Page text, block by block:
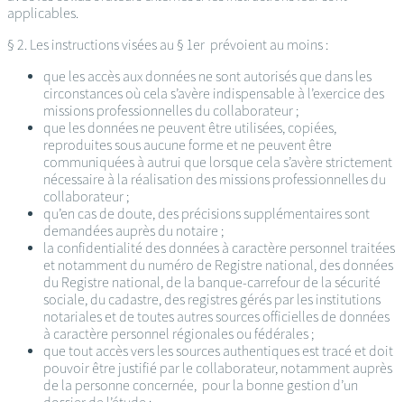
applicables.
§ 2. Les instructions visées au § 1er prévoient au moins :
que les accès aux données ne sont autorisés que dans les
circonstances où cela s’avère indispensable à l’exercice des
missions professionnelles du collaborateur ;
que les données ne peuvent être utilisées, copiées,
reproduites sous aucune forme et ne peuvent être
communiquées à autrui que lorsque cela s’avère strictement
nécessaire à la réalisation des missions professionnelles du
collaborateur ;
qu’en cas de doute, des précisions supplémentaires sont
demandées auprès du notaire ;
la confidentialité des données à caractère personnel traitées
et notamment du numéro de Registre national, des données
du Registre national, de la banque-carrefour de la sécurité
sociale, du cadastre, des registres gérés par les institutions
notariales et de toutes autres sources officielles de données
à caractère personnel régionales ou fédérales ;
que tout accès vers les sources authentiques est tracé et doit
pouvoir être justifié par le collaborateur, notamment auprès
de la personne concernée, pour la bonne gestion d’un